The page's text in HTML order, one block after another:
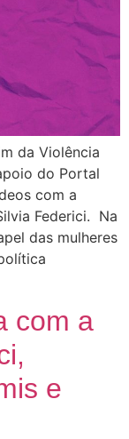
da Violência
do Portal
com a
Federici. Na
das mulheres
com a
e